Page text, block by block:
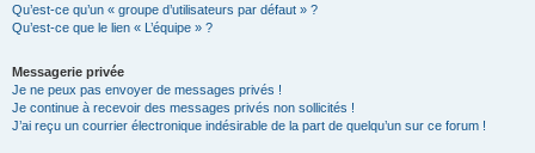
Qu’est-ce qu’un « groupe d’utilisateurs par défaut » ?
Qu’est-ce que le lien « L’équipe » ?
Messagerie privée
Je ne peux pas envoyer de messages privés !
Je continue à recevoir des messages privés non sollicités !
J’ai reçu un courrier électronique indésirable de la part de quelqu’un sur ce forum !